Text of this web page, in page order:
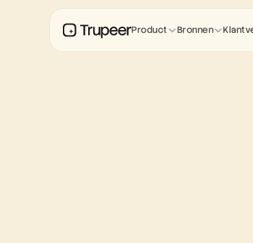
Product Bronnen